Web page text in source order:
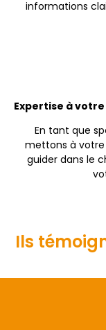
informations
Expertise à
En tant que
mettons à votre
guider dans le
Ils